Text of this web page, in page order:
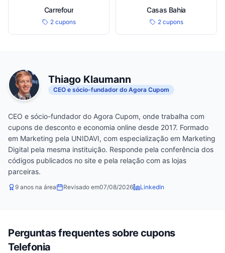
Carrefour
2 cupons
Casas Bahia
2 cupons
Thiago Klaumann
CEO e sócio-fundador do Agora Cupom
CEO e sócio-fundador do Agora Cupom, onde trabalha com
cupons de desconto e economia online desde 2017. Formado
em Marketing pela UNIDAVI, com especialização em Marketing
Digital pela mesma instituição. Responde pela conferência dos
códigos publicados no site e pela relação com as lojas
parceiras.
9 anos na área Revisado em07/08/2026 LinkedIn
Perguntas frequentes sobre cupons
Telefonia